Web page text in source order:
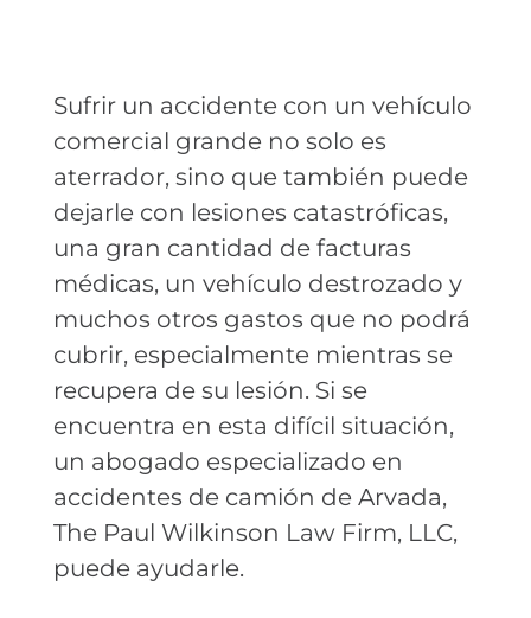
Sufrir un accidente con un vehículo
comercial grande no solo es
aterrador, sino que también puede
dejarle con lesiones catastróficas,
una gran cantidad de facturas
médicas, un vehículo destrozado y
muchos otros gastos que no podrá
cubrir, especialmente mientras se
recupera de su lesión. Si se
encuentra en esta difícil situación,
un abogado especializado en
accidentes de camión de Arvada,
The Paul Wilkinson Law Firm, LLC,
puede ayudarle.